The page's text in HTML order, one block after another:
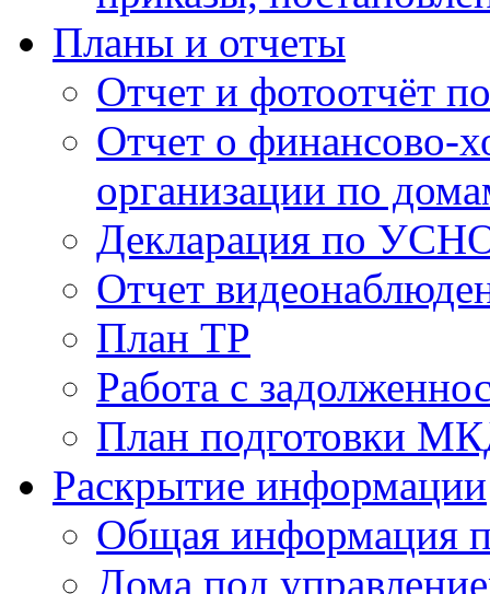
Планы и отчеты
Отчет и фотоотчёт
Отчет о финансово-
организации по
Декларация по
Отчет
План ТР
Работа с
План подготовки
Раскрытие информации
Общая информация
Дома под